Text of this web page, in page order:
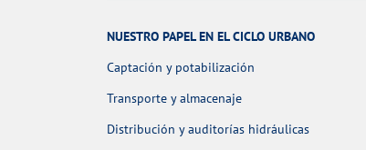
NUESTRO PAPEL EN EL CICLO URBANO
Captación y potabilización
Transporte y almacenaje
Distribución y auditorías hidráulicas